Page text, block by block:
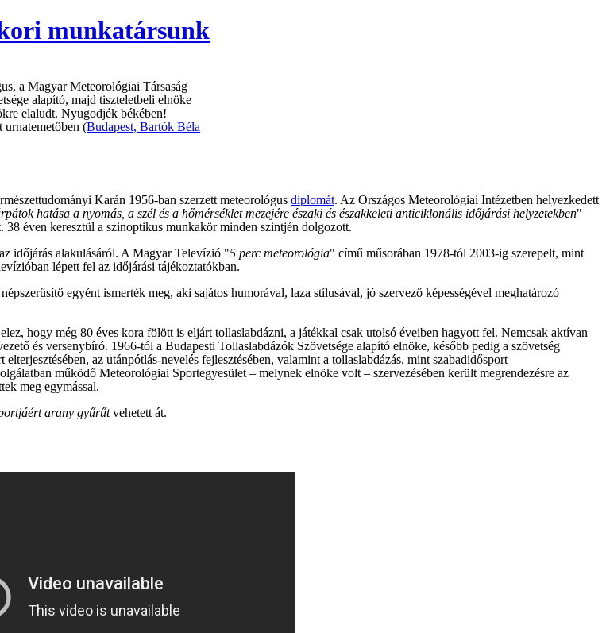
munkatársunk
a Magyar Meteorológiai Társaság
alapító, majd tiszteletbeli elnöke
elaludt. Nyugodjék békében!
urnatemetőben (Budapest, Bartók Béla
Karán 1956-ban szerzett meteorológus diplomát. Az Országos Meteorológiai Intézetben helyezkedett
hatása a nyomás, a szél és a hőmérséklet mezejére északi és északkeleti anticiklonális időjárási helyzetekben"
éven keresztül a szinoptikus munkakör minden szintjén dolgozott.
időjárás alakulásáról. A Magyar Televízió "5 perc meteorológia" című műsorában 1978-tól 2003-ig szerepelt, mint
lépett fel az időjárási tájékoztatókban.
egyént ismerték meg, aki sajátos humorával, laza stílusával, jó szervező képességével meghatározó
hogy még 80 éves kora fölött is eljárt tollaslabdázni, a játékkal csak utolsó éveiben hagyott fel. Nemcsak aktívan
és versenybíró. 1966-tól a Budapesti Tollaslabdázók Szövetsége alapító elnöke, később pedig a szövetség
az utánpótlás-nevelés fejlesztésében, valamint a tollaslabdázás, mint szabadidősport
működő Meteorológiai Sportegyesület – melynek elnöke volt – szervezésében került megrendezésre az
meg egymással.
arany gyűrűtvehetett át.